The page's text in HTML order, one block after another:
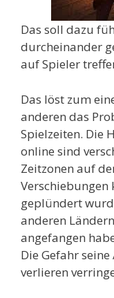
Das soll dazu
durcheinander
auf Spieler
Das löst zum
anderen das
Spielzeiten. Die
online sind
Zeitzonen auf
Verschiebungen
geplündert
anderen
angefangen
Die Gefahr
verlieren